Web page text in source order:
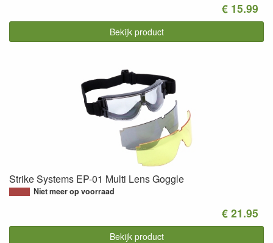
€ 15.99
Bekijk product
Strike Systems EP-01 Multi Lens Goggle
Niet meer op voorraad
€ 21.95
Bekijk product